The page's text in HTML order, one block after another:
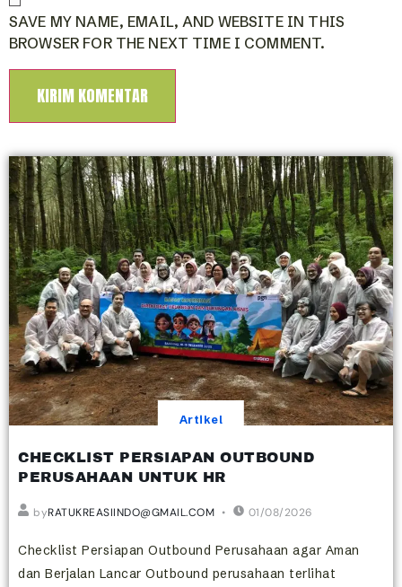
SAVE MY NAME, EMAIL, AND WEBSITE IN THIS
BROWSER FOR THE NEXT TIME I COMMENT.
Artikel
CHECKLIST PERSIAPAN OUTBOUND
PERUSAHAAN UNTUK HR
byRATUKREASIINDO@GMAIL.COM 01/08/2026
Checklist Persiapan Outbound Perusahaan agar Aman
dan Berjalan Lancar Outbound perusahaan terlihat